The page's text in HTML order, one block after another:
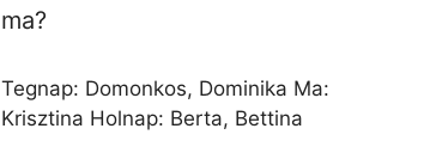
ma?
Tegnap: Domonkos, Dominika Ma:
Krisztina Holnap: Berta, Bettina